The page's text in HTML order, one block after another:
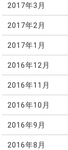
2017年3月
2017年2月
2017年1月
2016年12月
2016年11月
2016年10月
2016年9月
2016年8月